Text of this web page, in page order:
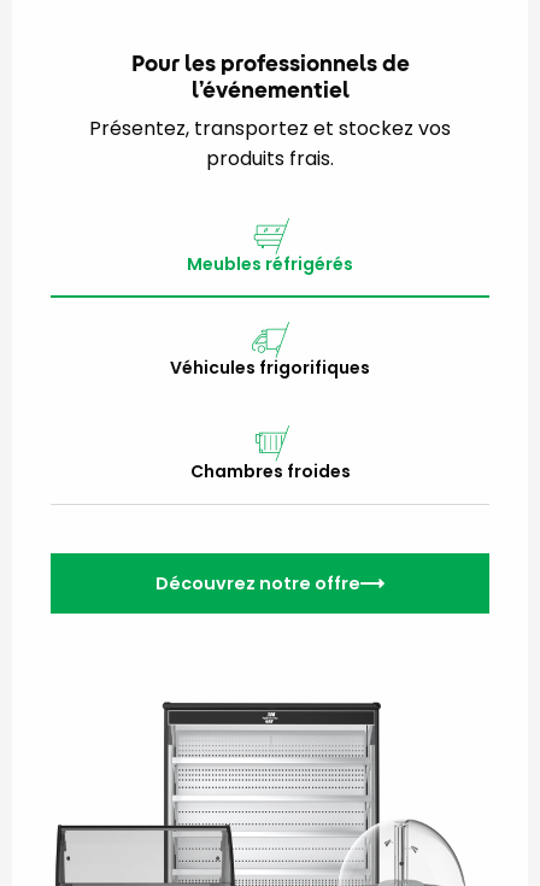
Pour les professionnels de
l’événementiel
Présentez, transportez et stockez vos
produits frais.
Meubles réfrigérés
Véhicules frigorifiques
Chambres froides
Découvrez notre offre